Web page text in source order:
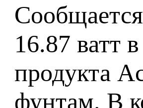
16.87 ватт
продукта
фунтам. В